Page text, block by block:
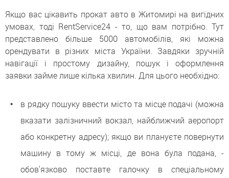
Якщо вас цікавить прокат авто в Житомирі на вигідних
умовах, тоді RentService24 - то, що вам потрібно. Тут
представлено більше 5000 автомобілів, які можна
орендувати в різних міста України. Завдяки зручній
навігації і простому дизайну, пошук і оформлення
заявки займе лише кілька хвилин. Для цього необхідно:
в рядку пошуку ввести місто та місце подачі (можна
вказати залізничний вокзал, найближчий аеропорт
або конкретну адресу); якщо ви плануєте повернути
машину в тому ж місці, де вона була подана, -
обов'язково поставте галочку в спеціальному